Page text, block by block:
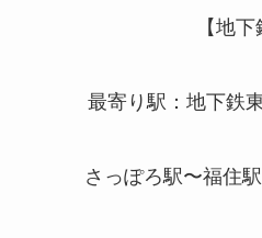
【地下
最寄り駅：地下鉄
さっぽろ駅〜福住